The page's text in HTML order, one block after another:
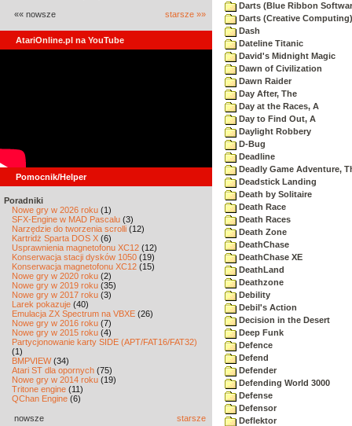
«« nowsze starsze »»
AtariOnline.pl na YouTube
Pomocnik/Helper
Poradniki
Nowe gry w 2026 roku (1)
SFX-Engine w MAD Pascalu (3)
Narzędzie do tworzenia scrolli (12)
Kartridż Sparta DOS X (6)
Usprawnienia magnetofonu XC12 (12)
Konserwacja stacji dysków 1050 (19)
Konserwacja magnetofonu XC12 (15)
Nowe gry w 2020 roku (2)
Nowe gry w 2019 roku (35)
Nowe gry w 2017 roku (3)
Larek pokazuje (40)
Emulacja ZX Spectrum na VBXE (26)
Nowe gry w 2016 roku (7)
Nowe gry w 2015 roku (4)
Partycjonowanie karty SIDE (APT/FAT16/FAT32)
(1)
BMPVIEW(34)
Atari ST dla opornych (75)
Nowe gry w 2014 roku (19)
Tritone engine (11)
QChan Engine (6)
nowsze starsze
Darts (Blue Ribbon
Darts (Creative Computing)
Dash
Dateline Titanic
David's Midnight Magic
Dawn of Civilization
Dawn Raider
Day After, The
Day at the Races, A
Day to Find Out, A
Daylight Robbery
D-Bug
Deadline
Deadly Game Adventure,
Deadstick Landing
Death by Solitaire
Death Race
Death Races
Death Zone
DeathChase
DeathChase XE
DeathLand
Deathzone
Debility
Debil's Action
Decision in the Desert
Deep Funk
Defence
Defend
Defender
Defending World 3000
Defense
Defensor
Deflektor